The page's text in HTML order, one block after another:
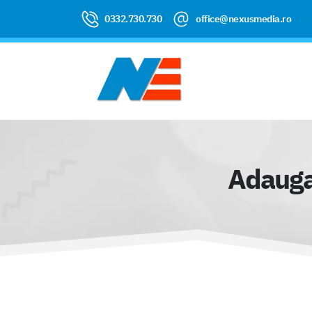
0332.730.730 office@nexusmedia.ro